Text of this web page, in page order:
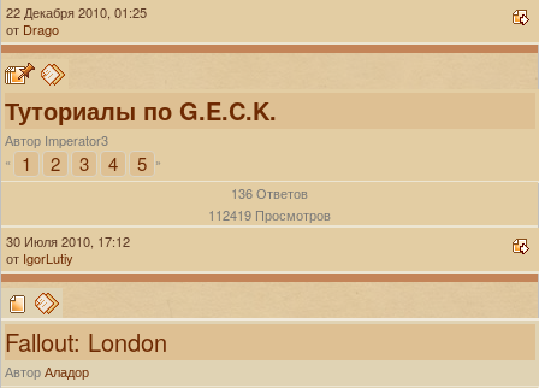
22 Декабря 2010, 01:25
от Drago
Туториалы по G.E.C.K.
Автор Imperator3
« 1 2 3 4 5 »
136 Ответов
112419 Просмотров
30 Июля 2010, 17:12
от IgorLutiy
Fallout: London
АвторАладор